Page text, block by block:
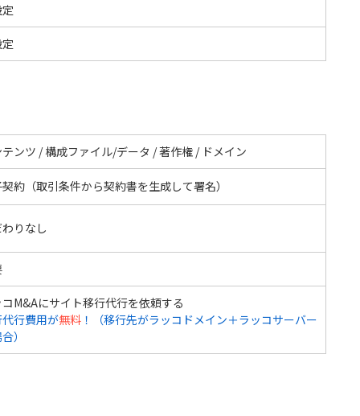
ンツ / 構成ファイル/データ / 著作権 / ドメイン
約（取引条件から契約書を生成して署名）
りなし
M&Aにサイト移行代行を依頼する
行費用が無料！（移行先がラッコドメイン＋ラッコサーバー
）